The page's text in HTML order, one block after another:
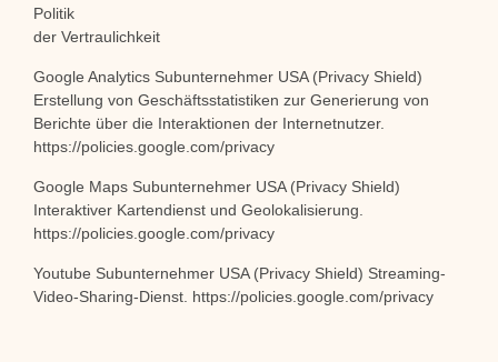
Politik
der Vertraulichkeit
Google Analytics Subunternehmer USA (Privacy Shield)
Erstellung von Geschäftsstatistiken zur Generierung von
Berichte über die Interaktionen der Internetnutzer.
https://policies.google.com/privacy
Google Maps Subunternehmer USA (Privacy Shield)
Interaktiver Kartendienst und Geolokalisierung.
https://policies.google.com/privacy
Youtube Subunternehmer USA (Privacy Shield) Streaming-
Video-Sharing-Dienst. https://policies.google.com/privacy